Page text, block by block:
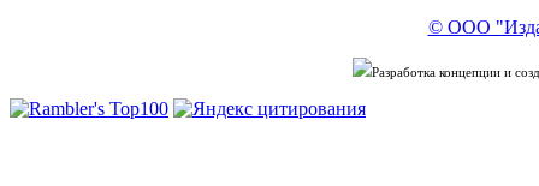
© ООО
Разработка концепции и